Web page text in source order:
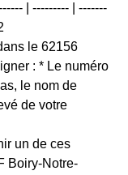
| --------- | -------
le 62156
: * Le numéro
le nom de
de votre
un de ces
Boiry-Notre-